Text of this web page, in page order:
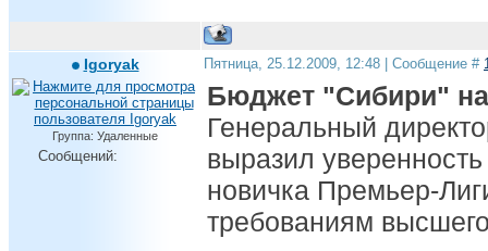
Igoryak
Группа: Удаленные
Сообщений:
Пятница, 25.12.2009, 12:48 | Сообщение #
Бюджет "Сибири" на
Генеральный
выразил
новичка Премьер-
требованиям